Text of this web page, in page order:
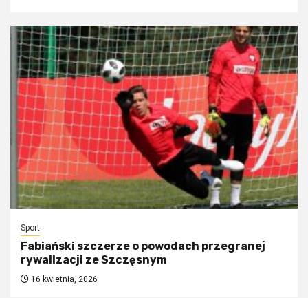
Sport
Fabiański szczerze o powodach przegranej
rywalizacji ze Szczęsnym
16 kwietnia, 2026